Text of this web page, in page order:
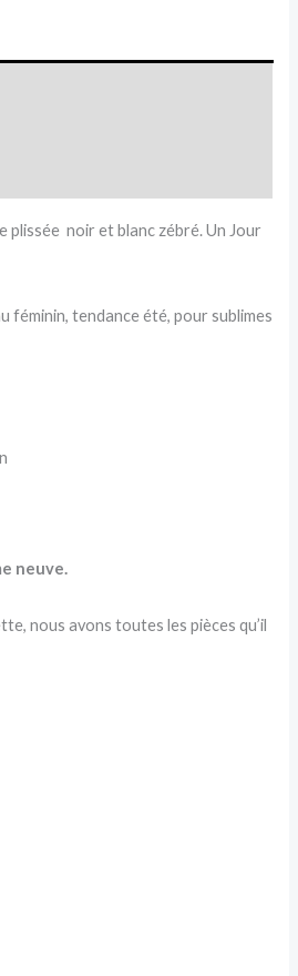
plissée noir et blanc zébré. Un Jour
féminin, tendance été, pour sublimes
neuve.
nous avons toutes les pièces qu’il